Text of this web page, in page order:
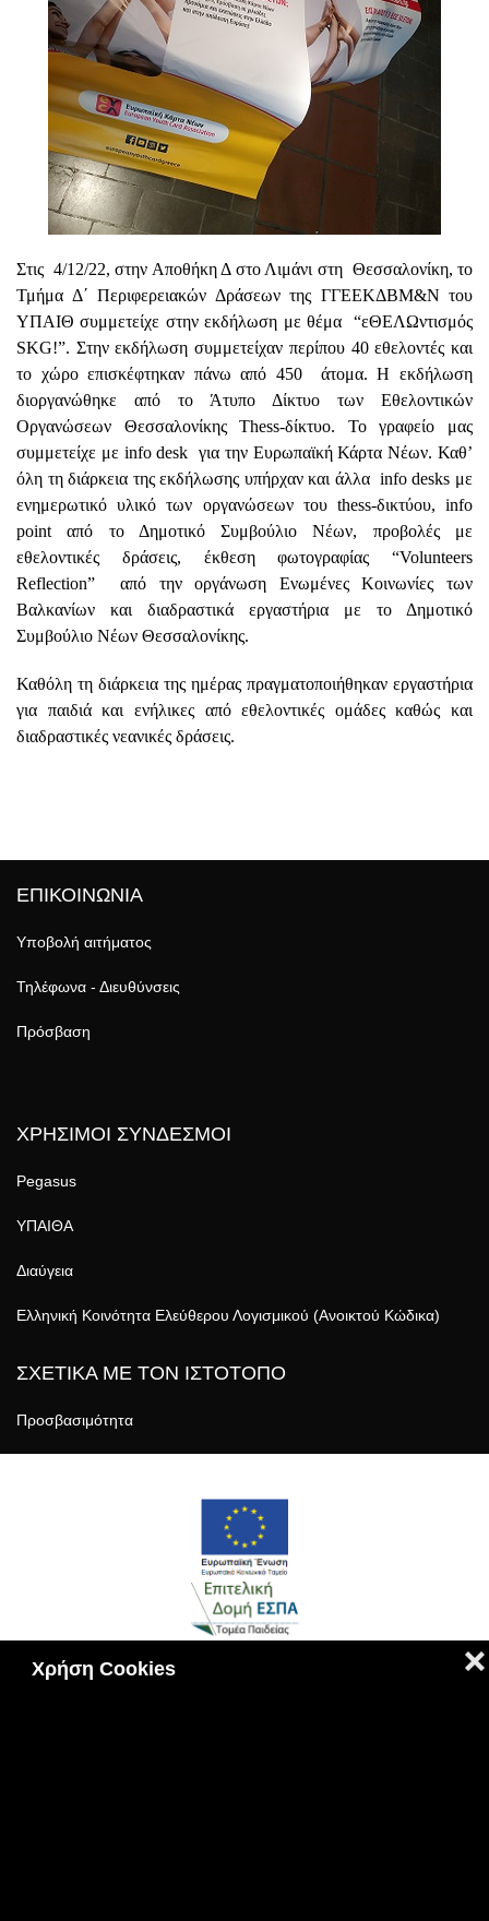
Χρήση Cookies ❌
Στις 4/12/22, στην Αποθήκη Δ στο Λιμάνι στη Θεσσαλονίκη, το
Τμήμα Δ΄ Περιφερειακών Δράσεων της ΓΓΕΕΚΔΒΜ&Ν του
ΥΠΑΙΘ συμμετείχε στην εκδήλωση με θέμα “εΘΕΛΩντισμός
SKG!”. Στην εκδήλωση συμμετείχαν περίπου 40 εθελοντές και
το χώρο επισκέφτηκαν πάνω από 450 άτομα. Η εκδήλωση
διοργανώθηκε από το Άτυπο Δίκτυο των Εθελοντικών
Οργανώσεων Θεσσαλονίκης Thess-δίκτυο. Το γραφείο μας
συμμετείχε με info desk για την Ευρωπαϊκή Κάρτα Νέων. Καθ’
όλη τη διάρκεια της εκδήλωσης υπήρχαν και άλλα info desks με
ενημερωτικό υλικό των οργανώσεων του thess-δικτύου, info
point από το Δημοτικό Συμβούλιο Νέων, προβολές με
εθελοντικές δράσεις, έκθεση φωτογραφίας “Volunteers
Reflection” από την οργάνωση Ενωμένες Κοινωνίες των
Βαλκανίων και διαδραστικά εργαστήρια με το Δημοτικό
Συμβούλιο Νέων Θεσσαλονίκης.
Καθόλη τη διάρκεια της ημέρας πραγματοποιήθηκαν εργαστήρια
για παιδιά και ενήλικες από εθελοντικές ομάδες καθώς και
διαδραστικές νεανικές δράσεις.
ΕΠΙΚΟΙΝΩΝΙΑ
Υποβολή αιτήματος
Τηλέφωνα - Διευθύνσεις
Πρόσβαση
ΧΡΗΣΙΜΟΙ ΣΥΝΔΕΣΜΟΙ
Pegasus
ΥΠΑΙΘΑ
Διαύγεια
Ελληνική Κοινότητα Ελεύθερου Λογισμικού (Ανοικτού Κώδικα)
ΣΧΕΤΙΚΑ ΜΕ ΤΟΝ ΙΣΤΟΤΟΠΟ
Προσβασιμότητα